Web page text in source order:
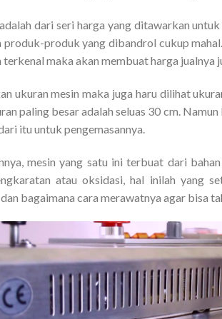
dari seri harga yang ditawarkan
produk yang dibandrol cukup
maka akan membuat harga jualnya
ukuran mesin maka juga haru dilihat
paling besar adalah seluas 30 cm.
itu untuk pengemasannya.
mesin yang satu ini terbuat dari
atau oksidasi, hal inilah yang
bagaimana cara merawatnya agar bisa